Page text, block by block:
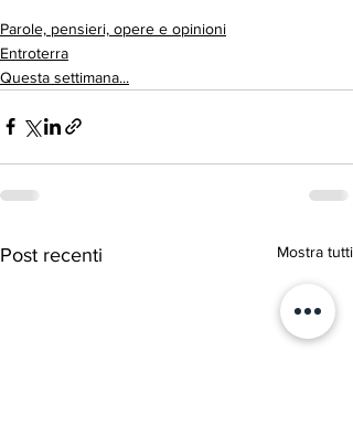
Parole, pensieri, opere e opinioni
Entroterra
Questa settimana...
Post recenti Mostra tutti